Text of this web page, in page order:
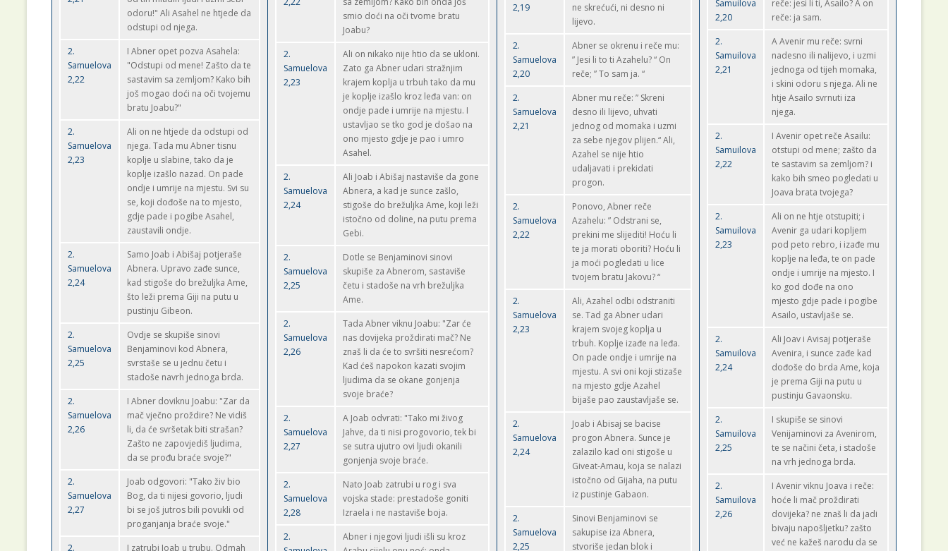
odoru!" Ali Asahel ne htjede da
odstupi od njega.
2.
Samuelova
2,22
I Abner opet pozva Asahela:
"Odstupi od mene! Zašto da te
sastavim sa zemljom? Kako bih
još mogao doći na oči tvojemu
bratu Joabu?"
2.
Samuelova
2,23
Ali on ne htjede da odstupi od
njega. Tada mu Abner tisnu
koplje u slabine, tako da je
koplje izašlo nazad. On pade
ondje i umrije na mjestu. Svi su
se, koji dođoše na to mjesto,
gdje pade i pogibe Asahel,
zaustavili ondje.
2.
Samuelova
2,24
Samo Joab i Abišaj potjeraše
Abnera. Upravo zađe sunce,
kad stigoše do brežuljka Ame,
što leži prema Giji na putu u
pustinju Gibeon.
2.
Samuelova
2,25
Ovdje se skupiše sinovi
Benjaminovi kod Abnera,
svrstaše se u jednu četu i
stadoše navrh jednoga brda.
2.
Samuelova
2,26
I Abner doviknu Joabu: "Zar da
mač vječno proždire? Ne vidiš
li, da će svršetak biti strašan?
Zašto ne zapovjediš ljudima,
da se prođu braće svoje?"
2.
Samuelova
2,27
Joab odgovori: "Tako živ bio
Bog, da ti nijesi govorio, ljudi
bi se još jutros bili povukli od
proganjanja braće svoje."
2.
I zatrubi Joab u trubu. Odmah
smio doći na oči tvome bratu
Joabu?
2.
Samuelova
2,23
Ali on nikako nije htio da se ukloni.
Zato ga Abner udari stražnjim
krajem koplja u trbuh tako da mu
je koplje izašlo kroz leđa van: on
ondje pade i umrije na mjestu. I
ustavljao se tko god je došao na
ono mjesto gdje je pao i umro
Asahel.
2.
Samuelova
2,24
Ali Joab i Abišaj nastaviše da gone
Abnera, a kad je sunce zašlo,
stigoše do brežuljka Ame, koji leži
istočno od doline, na putu prema
Gebi.
2.
Samuelova
2,25
Dotle se Benjaminovi sinovi
skupiše za Abnerom, sastaviše
četu i stadoše na vrh brežuljka
Ame.
2.
Samuelova
2,26
Tada Abner viknu Joabu: "Zar će
nas dovijeka proždirati mač? Ne
znaš li da će to svršiti nesrećom?
Kad ćeš napokon kazati svojim
ljudima da se okane gonjenja
svoje braće?
2.
Samuelova
2,27
A Joab odvrati: "Tako mi živog
Jahve, da ti nisi progovorio, tek bi
se sutra ujutro ovi ljudi okanili
gonjenja svoje braće.
2.
Samuelova
2,28
Nato Joab zatrubi u rog i sva
vojska stade: prestadoše goniti
Izraela i ne nastaviše boja.
2.
Abner i njegovi ljudi išli su kroz
2,19
ne skrećući, ni desno ni
lijevo.
2.
Samuelova
2,20
Abner se okrenu i reče mu:
” Jesi li to ti Azahelu? “ On
reče; ” To sam ja. “
2.
Samuelova
2,21
Abner mu reče: ” Skreni
desno ili lijevo, uhvati
jednog od momaka i uzmi
za sebe njegov plijen.“ Ali,
Azahel se nije htio
udaljavati i prekidati
progon.
2.
Samuelova
2,22
Ponovo, Abner reče
Azahelu: ” Odstrani se,
prekini me slijediti! Hoću li
te ja morati oboriti? Hoću li
ja moći pogledati u lice
tvojem bratu Jakovu? “
2.
Samuelova
2,23
Ali, Azahel odbi odstraniti
se. Tad ga Abner udari
krajem svojeg koplja u
trbuh. Koplje izađe na leđa.
On pade ondje i umrije na
mjestu. A svi oni koji stizaše
na mjesto gdje Azahel
bijaše pao zaustavljaše se.
2.
Samuelova
2,24
Joab i Abisaj se bacise
progon Abnera. Sunce je
zalazilo kad oni stigoše u
Giveat-Amau, koja se nalazi
istočno od Gijaha, na putu
iz pustinje Gabaon.
2.
Samuelova
2,25
Sinovi Benjaminovi se
sakupise iza Abnera,
stvoriše jedan blok i
Samuilova
2,20
reče: jesi li ti, Asailo? A on
reče: ja sam.
2.
Samuilova
2,21
A Avenir mu reče: svrni
nadesno ili nalijevo, i uzmi
jednoga od tijeh momaka,
i skini odoru s njega. Ali ne
htje Asailo svrnuti iza
njega.
2.
Samuilova
2,22
I Avenir opet reče Asailu:
otstupi od mene; zašto da
te sastavim sa zemljom? i
kako bih smeo pogledati u
Joava brata tvojega?
2.
Samuilova
2,23
Ali on ne htje otstupiti; i
Avenir ga udari kopljem
pod peto rebro, i izađe mu
koplje na leđa, te on pade
ondje i umrije na mjesto. I
ko god dođe na ono
mjesto gdje pade i pogibe
Asailo, ustavljaše se.
2.
Samuilova
2,24
Ali Joav i Avisaj potjeraše
Avenira, i sunce zađe kad
dođoše do brda Ame, koja
je prema Giji na putu u
pustinju Gavaonsku.
2.
Samuilova
2,25
I skupiše se sinovi
Venijaminovi za Avenirom,
te se načini četa, i stadoše
na vrh jednoga brda.
2.
Samuilova
2,26
I Avenir viknu Joava i reče:
hoće li mač proždirati
dovijeka? ne znaš li da jadi
bivaju napošljetku? zašto
već ne kažeš narodu da se